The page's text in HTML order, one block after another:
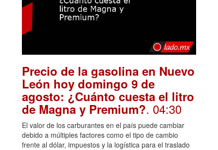
Precio de la gasolina en Nuevo
León hoy domingo 9 de
agosto: ¿Cuánto cuesta el litro
de Magna y Premium?. 04:30
El valor de los carburantes en el país puede cambiar
debido a múltiples factores como el tipo de cambio
frente al dólar, impuestos y la logística para el traslado